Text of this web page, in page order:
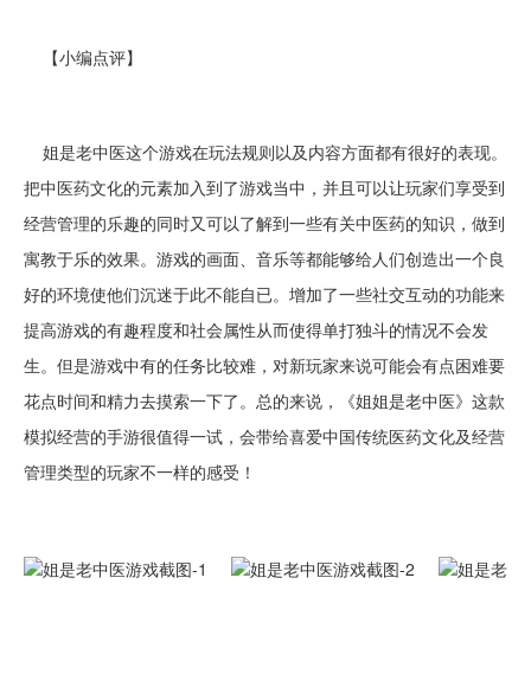
【小编点评】
姐是老中医这个游戏在玩法规则以及内容方面都有很好的表现。
把中医药文化的元素加入到了游戏当中，并且可以让玩家们享受到
经营管理的乐趣的同时又可以了解到一些有关中医药的知识，做到
寓教于乐的效果。游戏的画面、音乐等都能够给人们创造出一个良
好的环境使他们沉迷于此不能自已。增加了一些社交互动的功能来
提高游戏的有趣程度和社会属性从而使得单打独斗的情况不会发
生。但是游戏中有的任务比较难，对新玩家来说可能会有点困难要
花点时间和精力去摸索一下了。总的来说，《姐姐是老中医》这款
模拟经营的手游很值得一试，会带给喜爱中国传统医药文化及经营
管理类型的玩家不一样的感受！